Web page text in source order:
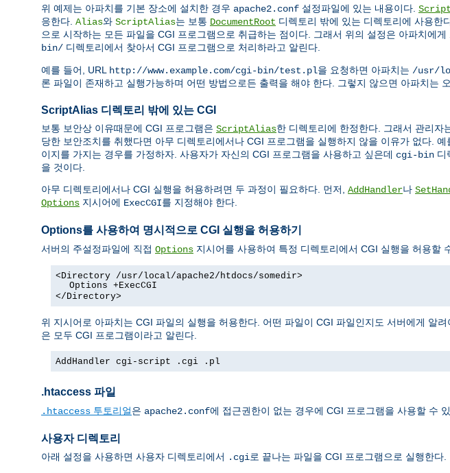
위 예제는 아파치를 기본 장소에 설치한 경우 apache2.conf 설정파일에 있는 내용이다.
응한다. Alias와 ScriptAlias는 보통 DocumentRoot 디렉토리 밖에 있는 디렉토리에 사용한
으로 시작하는 모든 파일을 CGI 프로그램으로 취급하는 점이다. 그래서 위의 설정은 아파치에게
bin/ 디렉토리에서 찾아서 CGI 프로그램으로 처리하라고 알린다.
예를 들어, URL http://www.example.com/cgi-bin/test.pl을 요청하면 아파치는 /usr/
론 파일이 존재하고 실행가능하며 어떤 방법으로든 출력을 해야 한다. 그렇지 않으면 아파치는
ScriptAlias 디렉토리 밖에 있는 CGI
보통 보안상 이유때문에 CGI 프로그램은 ScriptAlias한 디렉토리에 한정한다. 그래서 관리자
당한 보안조치를 취했다면 아무 디렉토리에서나 CGI 프로그램을 실행하지 않을 이유가 없다. 예
이지를 가지는 경우를 가정하자. 사용자가 자신의 CGI 프로그램을 사용하고 싶은데 cgi-bin 디
을 것이다.
아무 디렉토리에서나 CGI 실행을 허용하려면 두 과정이 필요하다. 먼저, AddHandler나
Options 지시어에 ExecCGI를 지정해야 한다.
Options를 사용하여 명시적으로 CGI 실행을 허용하기
서버의 주설정파일에 직접 Options 지시어를 사용하여 특정 디렉토리에서 CGI 실행을 허용할
<Directory /usr/local/apache2/htdocs/somedir>
Options +ExecCGI
</Directory>
위 지시어로 아파치는 CGI 파일의 실행을 허용한다. 어떤 파일이 CGI 파일인지도 서버에게 알려
은 모두 CGI 프로그램이라고 알린다.
AddHandler cgi-script .cgi .pl
.htaccess 파일
.htaccess 투토리얼은 apache2.conf에 접근권한이 없는 경우에 CGI 프로그램을 사용할 수
사용자 디렉토리
아래 설정을 사용하면 사용자 디렉토리에서 .cgi로 끝나는 파일을 CGI 프로그램으로 실행한다.